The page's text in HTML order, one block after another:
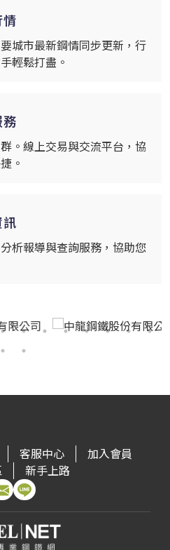
情
城市最新鋼情同步更新，行
輕鬆打盡。
務
。線上交易與交流平台，協
。
訊
析報導與查詢服務，協助您
客服中心
加入會員
新手上路